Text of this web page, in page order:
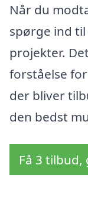
Når du
spørge ind
projekter.
forståelse
der bliver
den bedst
Få 3